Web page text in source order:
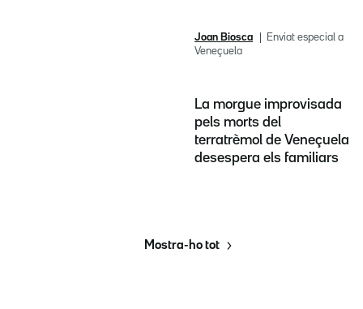
Joan Biosca
Enviat especial a
Veneçuela
La morgue improvisada
pels morts del
terratrèmol de Veneçuela
desespera els familiars
Mostra-ho tot